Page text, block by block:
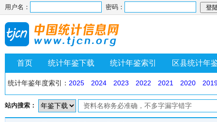
用户名： 密码：
首页 统计年鉴下载 统计年鉴索引 区县统计年
统计年鉴年度索引： 2025 2024 2023 2022 2021 2020
站内搜索：